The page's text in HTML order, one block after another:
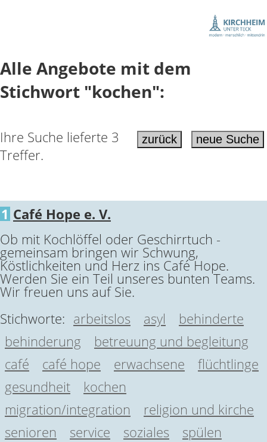
Alle Angebote mit dem
Stichwort "kochen":
Ihre Suche lieferte 3
Treffer.
1 Café Hope e. V.
Ob mit Kochlöffel oder Geschirrtuch -
gemeinsam bringen wir Schwung,
Köstlichkeiten und Herz ins Café Hope.
Werden Sie ein Teil unseres bunten Teams.
Wir freuen uns auf Sie.
Stichworte: arbeitslos asyl
behinderte
behinderung
betreuung und begleitung
café
café hope erwachsene
flüchtlinge
gesundheit
kochen
migration/integration
religion und kirche
senioren
service soziales
spülen